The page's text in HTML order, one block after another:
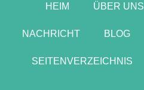
HEIM ÜBER UNS
NACHRICHT BLOG
SEITENVERZEICHNIS